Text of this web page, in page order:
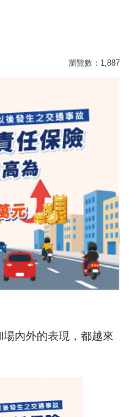
瀏覽數： 1,887
內外的表現，都越來